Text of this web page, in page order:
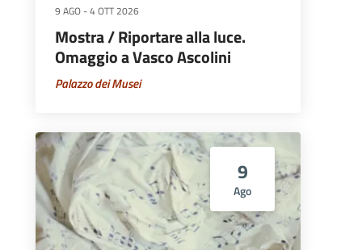
9 AGO -4 OTT 2026
Mostra / Riportare alla luce.
Omaggio a Vasco Ascolini
Palazzo dei Musei
9
Ago